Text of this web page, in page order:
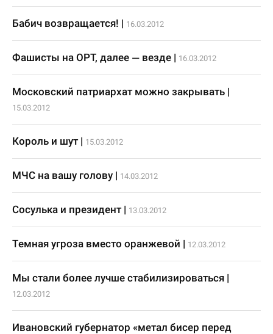
Бабич возвращается! | 16.03.2012
Фашисты на ОРТ, далее — везде | 16.03.2012
Московский патриархат можно закрывать |
15.03.2012
Король и шут| 15.03.2012
МЧС на вашу голову | 14.03.2012
Сосулька и президент| 13.03.2012
Темная угроза вместо оранжевой | 12.03.2012
Мы стали более лучше стабилизироваться |
12.03.2012
Ивановский губернатор «метал бисер перед